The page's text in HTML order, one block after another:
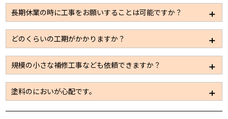
大規模修繕の場合は塗装以外のメンテナンスが必要な
事も多いため、板金、左官、設備、電気などの工事も
パートナー企業を通じて施工できる体制は整えており
ますので安心してお問い合わせください。
長期休業の時に工事をお願いすることは可能ですか？
休業日での施工も可能です。ただ通常時に比べると施
工できる工事量が限られてしまうため、工期が限定さ
れているようであればお早目にお問い合わせくださ
い。
どのくらいの工期がかかりますか？
施工規模に応じて数日～2カ月と大きく変わってまいり
ます。見積依頼をいただき、現地の調査をさせていた
だければその際におおよその工期に関してはお伝えで
きると思います。
また、お客様側で工期が決まっているようでしたら作
規模の小さな補修工事なども依頼できますか？
もちろん可能です。お気軽にお問い合わせください。
塗料のにおいが心配です。
使用する塗料の種類を使い分けることにより、建屋内